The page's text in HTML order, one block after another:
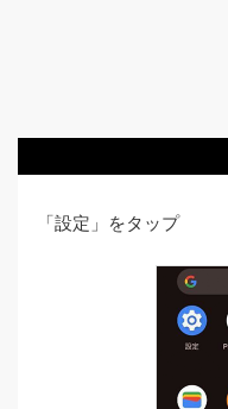
「設定」をタップ